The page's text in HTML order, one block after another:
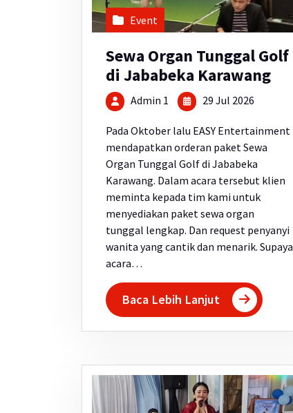
Event
Sewa Organ Tunggal Golf
di Jababeka Karawang
Admin 1 29 Jul 2026
Pada Oktober lalu EASY Entertainment
mendapatkan orderan paket Sewa
Organ Tunggal Golf di Jababeka
Karawang. Dalam acara tersebut klien
meminta kepada tim kami untuk
menyediakan paket sewa organ
tunggal lengkap. Dan request penyanyi
wanita yang cantik dan menarik. Supaya
acara…
Baca Lebih Lanjut